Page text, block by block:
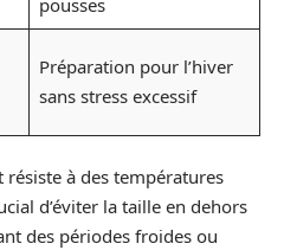
Préparation pour l’hiver
sans stress excessif
à des températures
d’éviter la taille en dehors
des périodes froides ou